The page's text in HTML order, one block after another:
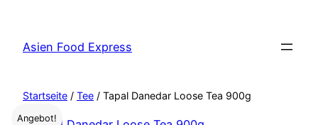
springen
Asien Food Express
Startseite / Tee / Tapal Danedar Loose Tea 900g
Angebot!